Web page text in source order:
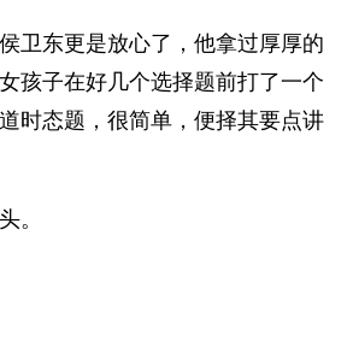
东更是放心了，他拿过厚厚的
孩子在好几个选择题前打了一个
时态题，很简单，便择其要点讲
。